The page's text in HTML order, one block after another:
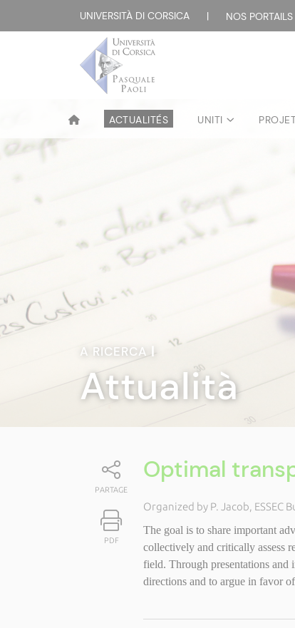
UNIVERSITÀ DI CORSICA | NOS
ACTUALITÉS UNITI
A RICERCA|
Attualità
PARTAGE
PDF
Optimal
Organized by P. Jacob, ESSEC
The goal is to share important
collectively and critically assess
field. Through presentations and
directions and to argue in favor